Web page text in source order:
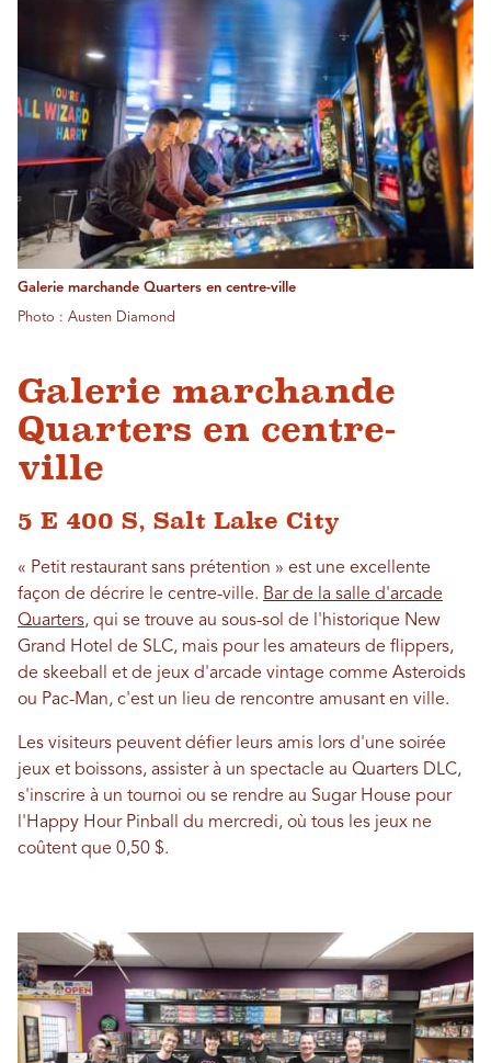
Galerie marchande Quarters en centre-ville
Photo : Austen Diamond
Galerie marchande
Quarters en centre-
ville
5 E 400 S, Salt Lake City
« Petit restaurant sans prétention » est une excellente
façon de décrire le centre-ville. Bar de la salle d'arcade
Quarters, qui se trouve au sous-sol de l'historique New
Grand Hotel de SLC, mais pour les amateurs de flippers,
de skeeball et de jeux d'arcade vintage comme Asteroids
ou Pac-Man, c'est un lieu de rencontre amusant en ville.
Les visiteurs peuvent défier leurs amis lors d'une soirée
jeux et boissons, assister à un spectacle au Quarters DLC,
s'inscrire à un tournoi ou se rendre au Sugar House pour
l'Happy Hour Pinball du mercredi, où tous les jeux ne
coûtent que 0,50 $.